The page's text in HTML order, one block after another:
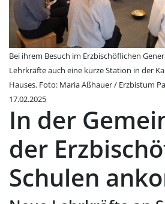
Bei ihrem Besuch im Erzbischöflichen
Lehrkräfte auch eine kurze Station in der
Hauses. Foto: Maria Aßhauer / Erzbistum
17.02.2025
In der
der
Schulen